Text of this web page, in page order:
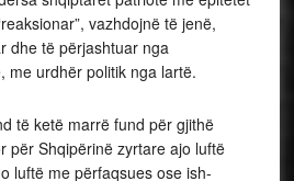
vazhdojnë të jenë,
dhe të përjashtuar nga
me urdhër politik nga lartë.
të ketë marrë fund për gjithë
për Shqipërinë zyrtare ajo luftë
luftë me përfaqsues ose ish-